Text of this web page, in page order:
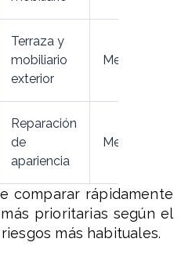
Terraza y
mobiliario
exterior
Media
Reparación
de
apariencia
Media
comparar rápidamente
prioritarias según el
más habituales.